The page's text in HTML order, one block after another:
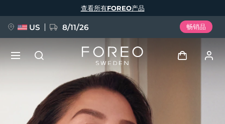
查看所有FOREO产品
US 8/11/26 畅销品
BREAKING NEWS